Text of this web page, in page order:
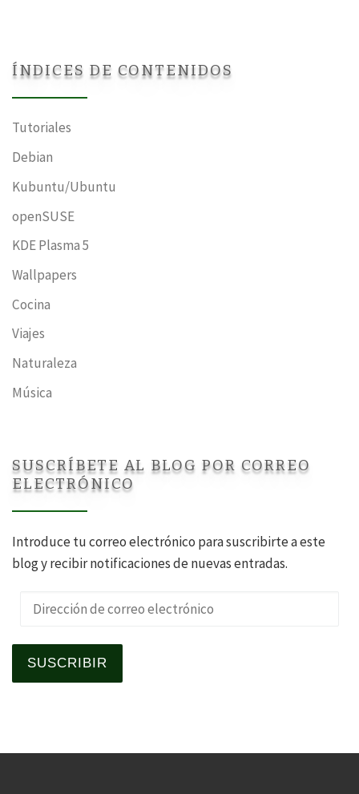
ÍNDICES DE CONTENIDOS
Tutoriales
Debian
Kubuntu/Ubuntu
openSUSE
KDE Plasma 5
Wallpapers
Cocina
Viajes
Naturaleza
Música
SUSCRÍBETE AL BLOG POR CORREO
ELECTRÓNICO
Introduce tu correo electrónico para suscribirte a este
blog y recibir notificaciones de nuevas entradas.
Dirección de correo electrónico
SUSCRIBIR